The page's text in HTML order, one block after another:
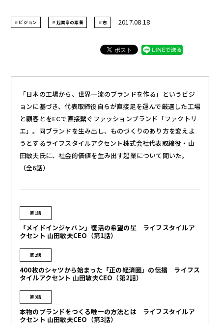
＃ビジョン ＃起業家の素養 ＃志 2017.08.18
「日本の工場から、世界一流のブランドを作る」というビジ
ョンに基づき、代表取締役自らが直接足を運んで厳選した工場
と顧客とをECで直接繋ぐファッションブランド「ファクトリ
エ」。同ブランドを生み出し、ものづくりのあり方を変えよ
うとするライフスタイルアクセント株式会社代表取締役・山
田敏夫氏に、社会的価値を生み出す起業について聞いた。
（全6話）
第1話
「メイドインジャパン」復活の希望の星 ライフスタイルア
クセント 山田敏夫CEO（第1話）
第2話
400枚のシャツから始まった「正の経済圏」の伝播 ライフス
タイルアクセント 山田敏夫CEO（第2話）
第3話
本物のブランドをつくる唯一の方法とは ライフスタイルア
クセント 山田敏夫CEO（第3話）